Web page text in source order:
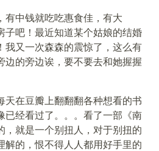
有中钱就吃吃惠食佳，有大
子吧！最近知道某个姑娘的结婚
我又一次森森的震惊了，这么有
边的旁边诶，要不要去和她握握
天在豆瓣上翻翻翻各种想看的书
已经看过了。。。看了一部《南
，就是一个别扭人，对于别扭的
解的，恨不得人人都用好手里的